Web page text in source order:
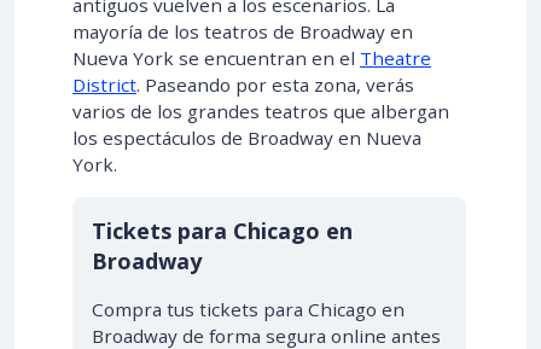
antiguos vuelven a los escenarios. La
mayoría de los teatros de Broadway en
Nueva York se encuentran en el Theatre
District. Paseando por esta zona, verás
varios de los grandes teatros que albergan
los espectáculos de Broadway en Nueva
York.
Tickets para Chicago en
Broadway
Compra tus tickets para Chicago en
Broadway de forma segura online antes